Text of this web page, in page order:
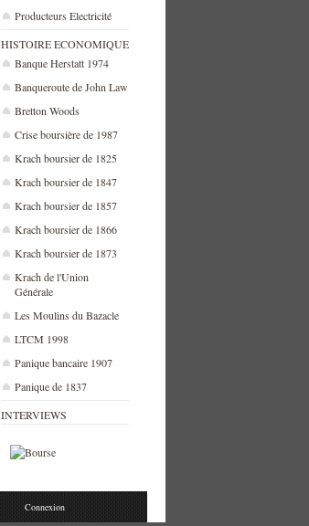
Producteurs Electricité
HISTOIRE ECONOMIQUE
Banque Herstatt 1974
Banqueroute de John Law
Bretton Woods
Crise boursière de 1987
Krach boursier de 1825
Krach boursier de 1847
Krach boursier de 1857
Krach boursier de 1866
Krach boursier de 1873
Krach de l'Union
Générale
Les Moulins du Bazacle
LTCM 1998
Panique bancaire 1907
Panique de 1837
INTERVIEWS
Connexion